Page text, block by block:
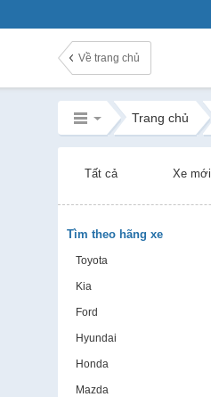
Về trang chủ
Trang chủ
Tất cả Xe mới
Tìm theo hãng xe
Toyota
Kia
Ford
Hyundai
Honda
Mazda